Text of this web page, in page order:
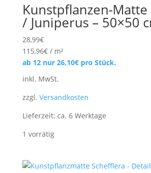
Kunstpflanzen-Matte
/ Juniperus – 50×50
28,99€
115,96€/ m²
ab 12 nur 26,10€pro Stück.
inkl. MwSt.
zzgl. Versandkosten
Lieferzeit: ca. 6 Werktage
1 vorrätig